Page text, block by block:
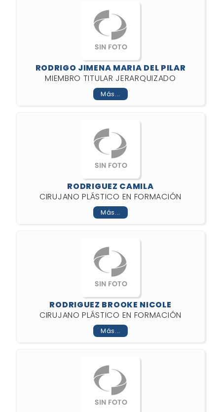
RODRIGO JIMENA MARIA DEL PILAR
MIEMBRO TITULAR JERARQUIZADO
Más...
RODRIGUEZ CAMILA
CIRUJANO PLÁSTICO EN FORMACIÓN
Más...
RODRIGUEZ BROOKE NICOLE
CIRUJANO PLÁSTICO EN FORMACIÓN
Más...